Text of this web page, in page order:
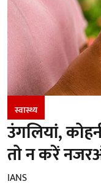
स्वास्थ्य
उंगलियां,
तो न करें
IANS